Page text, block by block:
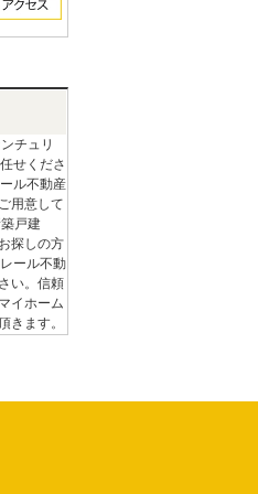
チュリ
せくださ
ル不動産
用意して
戸建
探しの方
ール不動
い。信頼
イホーム
きます。